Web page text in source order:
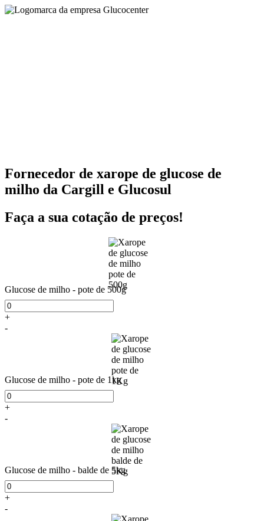
Fornecedor de xarope de glucose de
milho da Cargill e Glucosul
Faça a sua cotação de preços!
Glucose de milho - pote de 500g
+
-
Glucose de milho - pote de 1kg
+
-
Glucose de milho - balde de 5kg
+
-